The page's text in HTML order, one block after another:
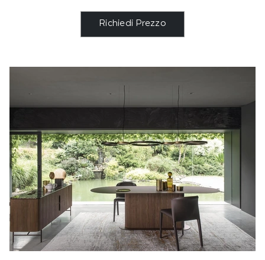
Richiedi Prezzo